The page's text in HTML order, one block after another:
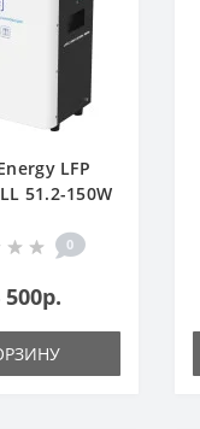
LFP
51.2-150W
0
500р.